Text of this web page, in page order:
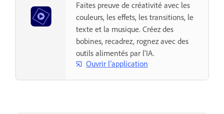
Faites preuve de créativité avec les
couleurs, les effets, les transitions, le
texte et la musique. Créez des
bobines, recadrez, rognez avec des
outils alimentés par l'IA.
Ouvrir l’application